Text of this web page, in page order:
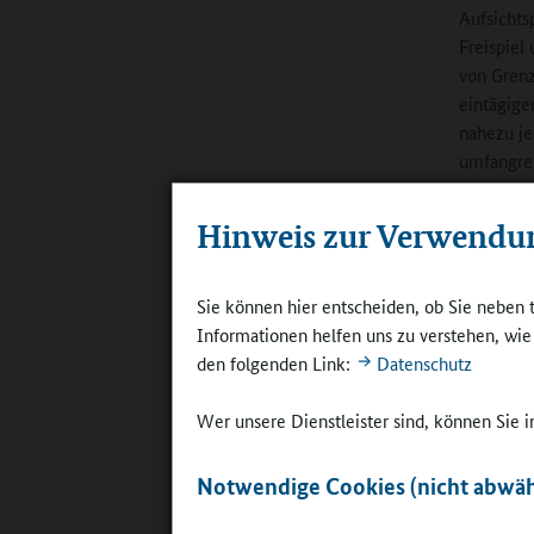
Hinweis zur
Sie können hier entscheiden, ob Sie
Informationen helfen uns zu verstehen,
den folgenden Link:
Datenschutz
Wer unsere Dienstleister sind, können Sie
Notwendige Cookies (nicht
Freispiel
von
nahezu
einen
Online-
gute Zeit
© Britta